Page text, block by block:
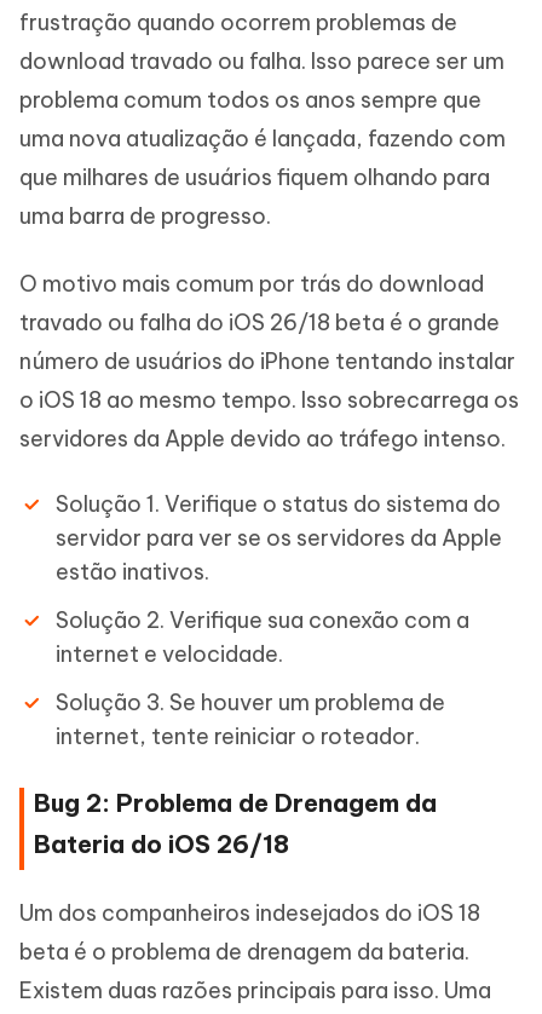
frustração quando ocorrem problemas de
download travado ou falha. Isso parece ser um
problema comum todos os anos sempre que
uma nova atualização é lançada, fazendo com
que milhares de usuários fiquem olhando para
uma barra de progresso.
O motivo mais comum por trás do download
travado ou falha do iOS 26/18 beta é o grande
número de usuários do iPhone tentando instalar
o iOS 18 ao mesmo tempo. Isso sobrecarrega os
servidores da Apple devido ao tráfego intenso.
Solução 1. Verifique o status do sistema do
servidor para ver se os servidores da Apple
estão inativos.
Solução 2. Verifique sua conexão com a
internet e velocidade.
Solução 3. Se houver um problema de
internet, tente reiniciar o roteador.
Bug 2: Problema de Drenagem da
Bateria do iOS 26/18
Um dos companheiros indesejados do iOS 18
beta é o problema de drenagem da bateria.
Existem duas razões principais para isso. Uma